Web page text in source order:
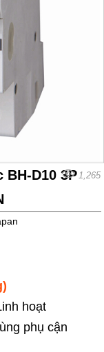
D10 3P 1,265
hoạt
phụ cận